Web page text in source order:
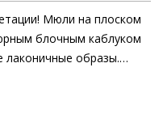
Мюли на плоском
блочным каблуком
лаконичные образы.
модели
кожа чёрного или